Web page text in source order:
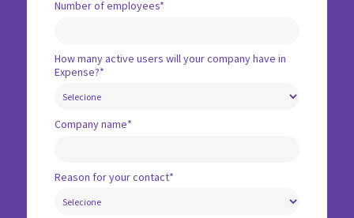
Number of employees*
How many active users will your company have in
Expense?*
Company name*
Reason for your contact*